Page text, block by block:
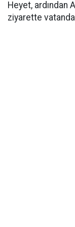
Heyet, ardından
ziyarette